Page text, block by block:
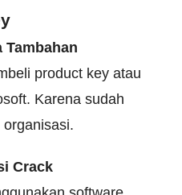
Tambahan
product key atau
Karena sudah
Crack